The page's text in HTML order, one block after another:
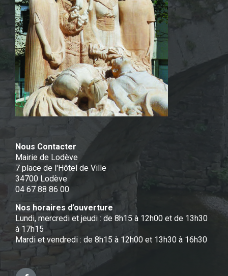
Nous Contacter
Mairie de Lodève
7 place de l'Hôtel de Ville
34700 Lodève
04 67 88 86 00
Nos horaires d’ouverture
Lundi, mercredi et jeudi : de 8h15 à 12h00 et de 13h30
à 17h15
Mardi et vendredi : de 8h15 à 12h00 et 13h30 à 16h30